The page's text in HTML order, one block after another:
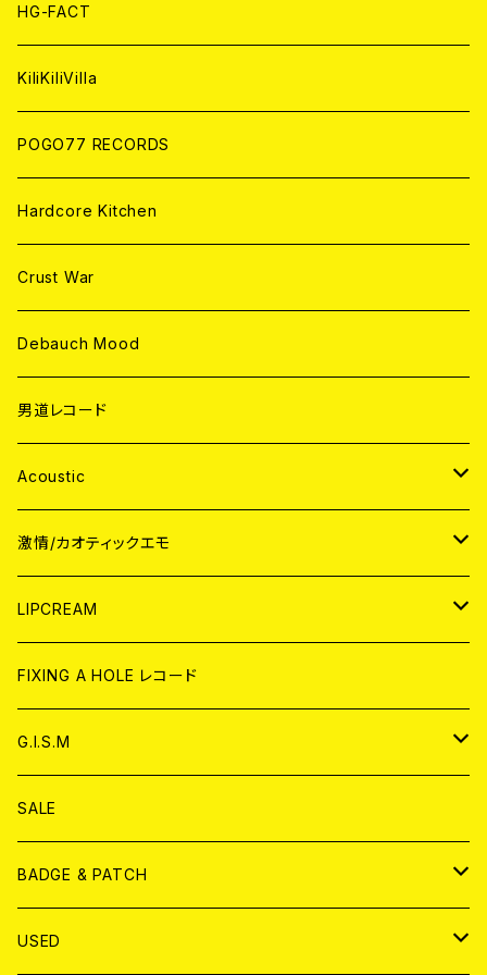
CD
ANALOG
HG-FACT
KiliKiliVilla
POGO77 RECORDS
Hardcore Kitchen
Crust War
Debauch Mood
男道レコード
Acoustic
JAPAN
CD
ANALOG
WORLD
CD
ANALOG
激情/カオティックエモ
JAPAN
CD
ANALOG
WORLD
CD
ANALOG
LIPCREAM
CD
アナログ
DVD
T-shirt & WEAR
FIXING A HOLE レコード
G.I.S.M
CD
ANALOG
T-SHIRT & WEAR
SALE
BADGE & PATCH
BADGE
USED